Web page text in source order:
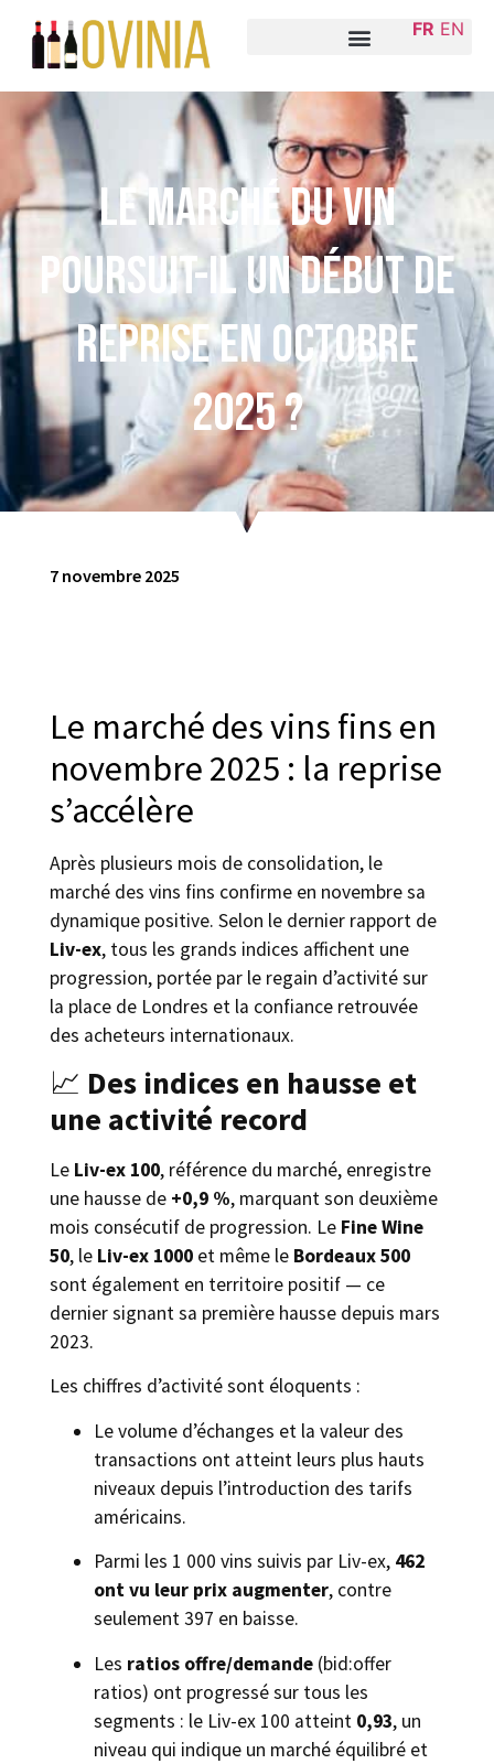
FR EN
Le marché du vin
poursuit-il un début de
reprise en octobre
2025 ?
7 novembre 2025
Le marché des vins fins en
novembre 2025 : la reprise
s’accélère
Après plusieurs mois de consolidation, le
marché des vins fins confirme en novembre sa
dynamique positive. Selon le dernier rapport de
Liv-ex, tous les grands indices affichent une
progression, portée par le regain d’activité sur
la place de Londres et la confiance retrouvée
des acheteurs internationaux.
📈 Des indices en hausse et
une activité record
Le Liv-ex 100, référence du marché, enregistre
une hausse de +0,9 %, marquant son deuxième
mois consécutif de progression. Le Fine Wine
50, le Liv-ex 1000 et même le Bordeaux 500
sont également en territoire positif — ce
dernier signant sa première hausse depuis mars
2023.
Les chiffres d’activité sont éloquents :
Le volume d’échanges et la valeur des
transactions ont atteint leurs plus hauts
niveaux depuis l’introduction des tarifs
américains.
Parmi les 1 000 vins suivis par Liv-ex, 462
ont vu leur prix augmenter, contre
seulement 397 en baisse.
Les ratios offre/demande (bid:offer
ratios) ont progressé sur tous les
segments : le Liv-ex 100 atteint 0,93, un
niveau qui indique un marché équilibré et